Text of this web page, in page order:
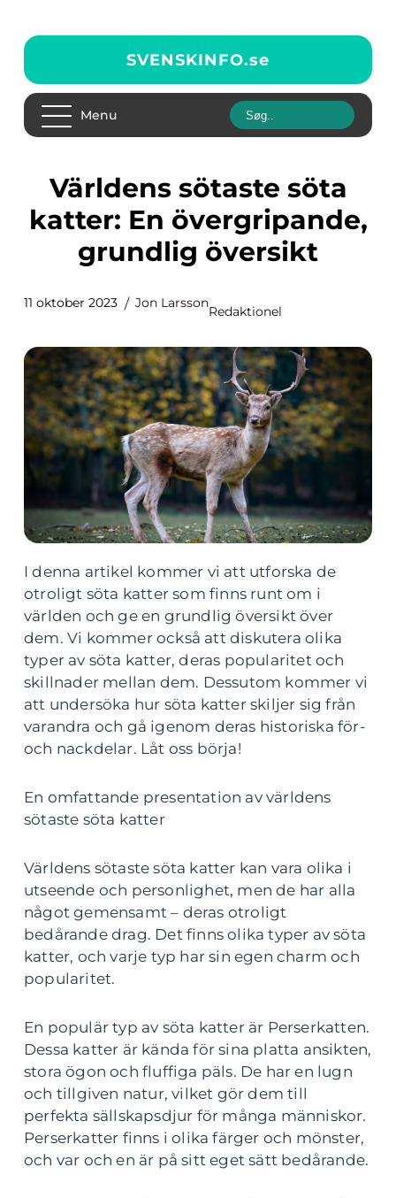
SVENSKINFO.se
Menu
Världens sötaste söta
katter: En övergripande,
grundlig översikt
11 oktober 2023 Jon Larsson
Redaktionel
I denna artikel kommer vi att utforska de
otroligt söta katter som finns runt om i
världen och ge en grundlig översikt över
dem. Vi kommer också att diskutera olika
typer av söta katter, deras popularitet och
skillnader mellan dem. Dessutom kommer vi
att undersöka hur söta katter skiljer sig från
varandra och gå igenom deras historiska för-
och nackdelar. Låt oss börja!
En omfattande presentation av världens
sötaste söta katter
Världens sötaste söta katter kan vara olika i
utseende och personlighet, men de har alla
något gemensamt – deras otroligt
bedårande drag. Det finns olika typer av söta
katter, och varje typ har sin egen charm och
popularitet.
En populär typ av söta katter är Perserkatten.
Dessa katter är kända för sina platta ansikten,
stora ögon och fluffiga päls. De har en lugn
och tillgiven natur, vilket gör dem till
perfekta sällskapsdjur för många människor.
Perserkatter finns i olika färger och mönster,
och var och en är på sitt eget sätt bedårande.